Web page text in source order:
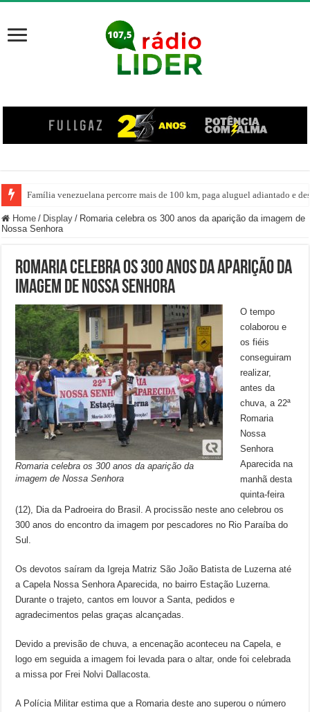
Família venezuelana percorre mais de 100 km, paga aluguel adiantado e
Home / Display / Romaria celebra os 300 anos da aparição da imagem de
Nossa Senhora
Romaria celebra os 300 anos da aparição da
imagem de Nossa Senhora
Romaria celebra os 300 anos da aparição da
imagem de Nossa Senhora
O tempo
colaborou e
os fiéis
conseguiram
realizar,
antes da
chuva, a 22ª
Romaria
Nossa
Senhora
Aparecida na
manhã desta
quinta-feira
(12), Dia da Padroeira do Brasil. A procissão neste ano celebrou os
300 anos do encontro da imagem por pescadores no Rio Paraíba do
Sul.
Os devotos saíram da Igreja Matriz São João Batista de Luzerna até
a Capela Nossa Senhora Aparecida, no bairro Estação Luzerna.
Durante o trajeto, cantos em louvor a Santa, pedidos e
agradecimentos pelas graças alcançadas.
Devido a previsão de chuva, a encenação aconteceu na Capela, e
logo em seguida a imagem foi levada para o altar, onde foi celebrada
a missa por Frei Nolvi Dallacosta.
A Polícia Militar estima que a Romaria deste ano superou o número